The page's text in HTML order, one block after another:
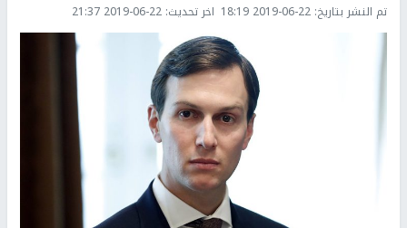
تم النشر بتاريخ: 2019-06-22 18:19 اخر تحديث: 2019-06-22 21:37